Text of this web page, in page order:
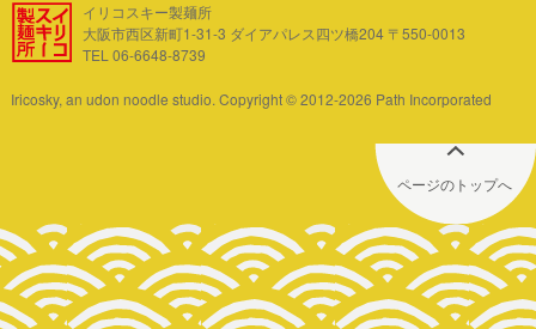
イリコスキー製麺所
大阪市西区新町1-31-3 ダイアパレス四ツ橋204 〒550-0013
TEL 06-6648-8739
Iricosky, an udon noodle studio. Copyright © 2012-2026 Path Incorporated
ページのトップへ